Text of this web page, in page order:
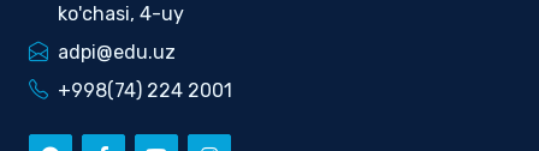
ko'chasi, 4-uy
adpi@edu.uz
+998(74) 224 2001